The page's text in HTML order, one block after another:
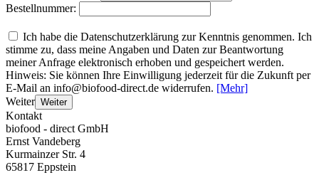
Bestellnummer:
Ich habe die Datenschutzerklärung zur Kenntnis genommen. Ich
stimme zu, dass meine Angaben und Daten zur Beantwortung
meiner Anfrage elektronisch erhoben und gespeichert werden.
Hinweis: Sie können Ihre Einwilligung jederzeit für die Zukunft per
E-Mail an info@biofood-direct.de widerrufen. [Mehr]
Weiter Weiter
Kontakt
biofood - direct GmbH
Ernst Vandeberg
Kurmainzer Str. 4
65817 Eppstein